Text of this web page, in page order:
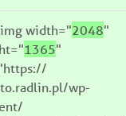
width="2048"
1365"
wp-